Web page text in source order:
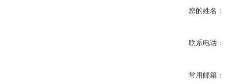
您的姓名：
联系电话：
常用邮箱：